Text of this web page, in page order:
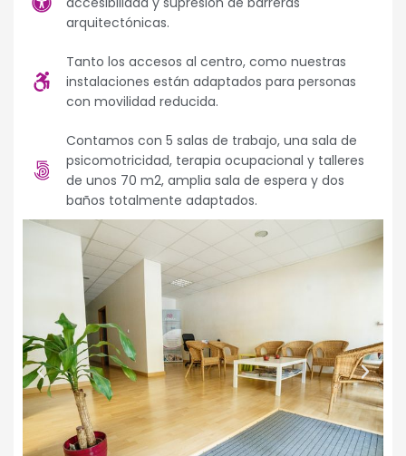
arquitectónicas.
Tanto los accesos al centro, como nuestras
instalaciones están adaptados para personas
con movilidad reducida.
Contamos con 5 salas de trabajo, una sala de
psicomotricidad, terapia ocupacional y talleres
de unos 70 m2, amplia sala de espera y dos
baños totalmente adaptados.